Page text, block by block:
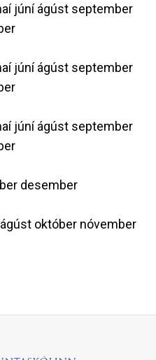
júníágúst september
júníágúst september
júníágúst september
desember
ágúst október nóvember